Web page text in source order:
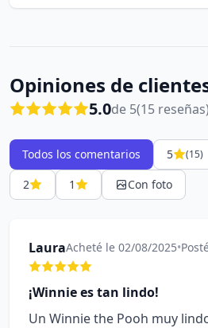
Opiniones de
5.0de 5(15 reseñas)
Todos los comentarios 5 (15)
2
1 Con foto
LauraAcheté le 02/08/2025•
¡Winnie es tan lindo!
Un Winnie the Pooh muy